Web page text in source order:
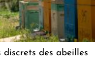
discrets des abeilles